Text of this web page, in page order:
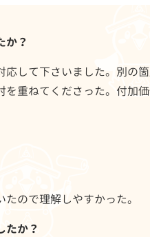
か？
して下さいました。別の
重ねてくださった。付加
ので理解しやすかった。
たか？